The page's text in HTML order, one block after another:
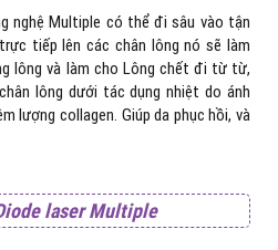
nghệ Multiple có thể đi sâu vào tận
tiếp lên các chân lông nó sẽ làm
lông và làm cho Lông chết đi từ từ,
lông dưới tác dụng nhiệt do ánh
lượng collagen. Giúp da phục hồi, và
laser Multiple